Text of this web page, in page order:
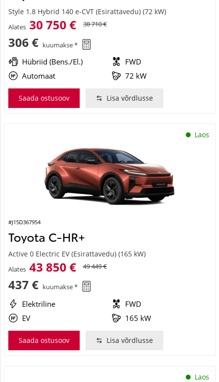
Style 1.8 Hybrid 140 e-CVT (Esirattavedu) (72 kW)
Alates 30 750 € 38 710 €
306 € kuumakse *
Hübriid (Bens./El.)
FWD
Automaat
72 kW
Saada ostusoov Lisa võrdlusse
Laos
#J15D367954
Toyota C-HR+
Active 0 Electric EV (Esirattavedu) (165 kW)
Alates 43 850 € 49 449 €
437 € kuumakse *
Elektriline
FWD
EV
165 kW
Saada ostusoov Lisa võrdlusse
Laos